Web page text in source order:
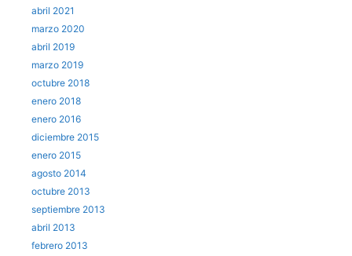
abril 2021
marzo 2020
abril 2019
marzo 2019
octubre 2018
enero 2018
enero 2016
diciembre 2015
enero 2015
agosto 2014
octubre 2013
septiembre 2013
abril 2013
febrero 2013